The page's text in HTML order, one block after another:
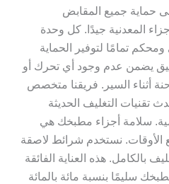
حماية جميع المقابض
المعدنية جيدًا. كل وحدة
تمامًا لتوفير الحماية
يضمن عدم وجود أي تحرك أو
أثناء السير. فريقنا متخصص
تقنيات التغليف الحديثة
سلامة أجزاء مطبخك هي
الأوقات. نستخدم شرائط لاصقة
بالكامل. هذه العناية الفائقة
سليمًا بنسبة مائة بالمائة